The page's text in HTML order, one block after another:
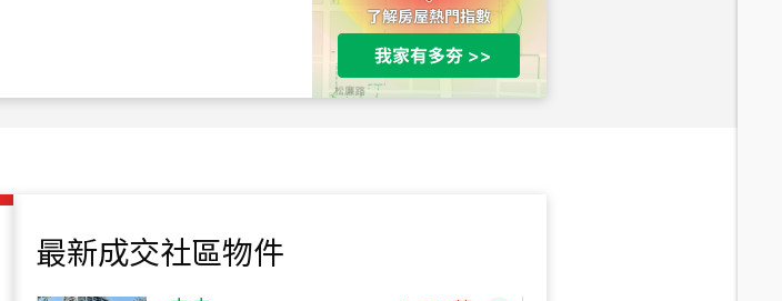
最新成交社區物件
新竹市新竹市慈祥路
總價
1,808萬
115年07月 成交